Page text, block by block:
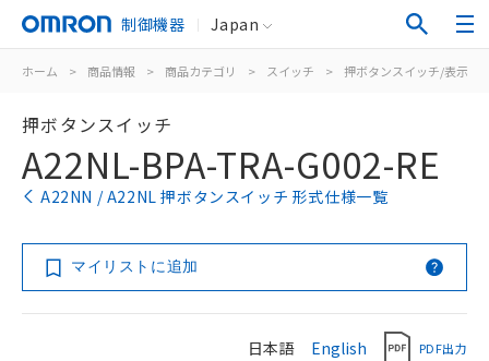
制御機器 Japan
ホーム > 商品情報 > 商品カテゴリ > スイッチ > 押ボタンスイッチ/表示灯
押ボタンスイッチ
A22NL-BPA-TRA-G002-RE
A22NN / A22NL 押ボタンスイッチ 形式仕様一覧
マイリストに追加
日本語 English PDF出力